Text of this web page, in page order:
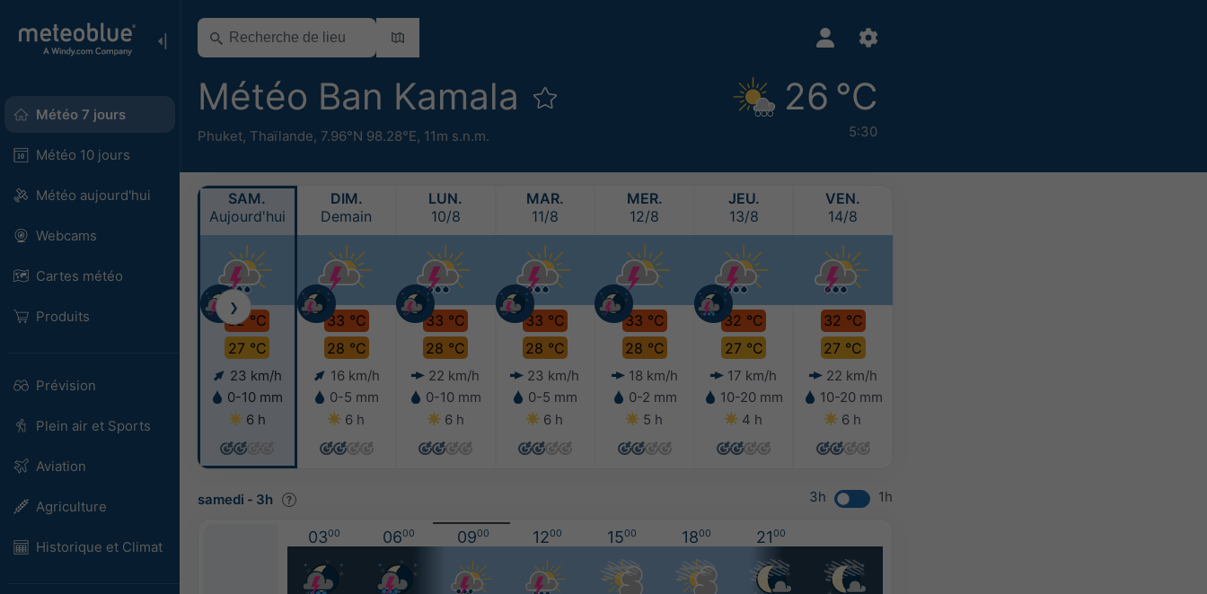
Météo 7 jours
Météo 10 jours
Météo aujourd'hui
Webcams
Cartes météo
Produits
Prévision
Plein air et Sports
Aviation
Agriculture
Historique et Climat
Météo Ban Kamala
Phuket, Thaïlande, 7.96°N 98.28°E, 11m s.n.m.
26 °C
5:30
SAM.
Aujourd'hui
32 °C
27 °C
23 km/h
0-10 mm
6 h
DIM.
Demain
33 °C
28 °C
16 km/h
0-5 mm
6 h
LUN.
10/8
33 °C
28 °C
22 km/h
0-10 mm
6 h
MAR.
11/8
33 °C
28 °C
23 km/h
0-5 mm
6 h
MER.
12/8
33 °C
28 °C
18 km/h
0-2 mm
5 h
JEU.
13/8
32 °C
27 °C
17 km/h
10-20 mm
4 h
VEN.
14/8
32 °C
27 °C
22 km/h
10-20 mm
6 h
❯
samedi - 3h 3h 1h
0300 0600 0900 1200 1500 1800 2100